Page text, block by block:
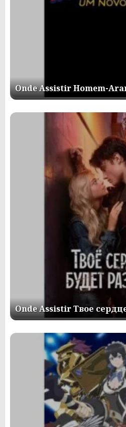
Onde Assistir Homem-
Onde Assistir Твое